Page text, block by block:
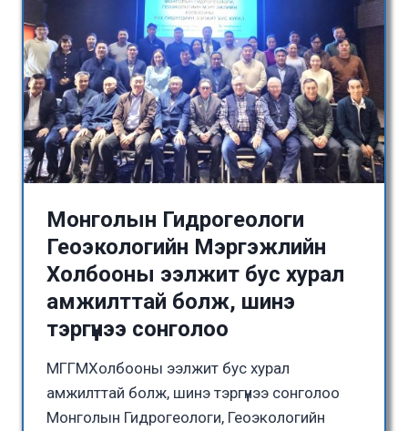
Монголын Гидрогеологи
Геоэкологийн Мэргэжлийн
Холбооны ээлжит бус хурал
амжилттай болж, шинэ
тэргүүнээ сонголоо
МГГМХолбооны ээлжит бус хурал
амжилттай болж, шинэ тэргүүнээ сонголоо
Монголын Гидрогеологи, Геоэкологийн